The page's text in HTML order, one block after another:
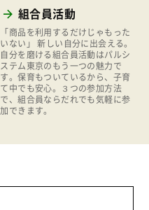
組合員活動
「商品を利用するだけじゃもった
いない」 新しい自分に出会える。
自分を磨ける組合員活動はパルシ
ステム東京のもう一つの魅力で
す。保育もついているから、子育
て中でも安心。３つの参加方法
で、組合員ならだれでも気軽に参
加できます。